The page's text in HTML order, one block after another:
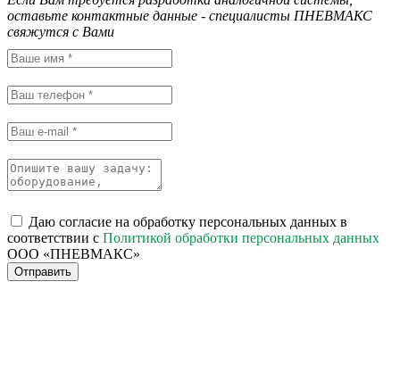
оставьте контактные данные - специалисты ПНЕВМАКС
свяжутся с Вами
Даю согласие на обработку персональных данных в
соответствии с Политикой обработки персональных данных
ООО «ПНЕВМАКС»
Отправить